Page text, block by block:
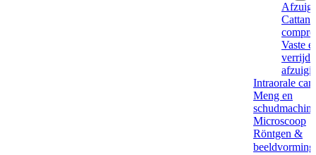
Cattani
Vaste
Intraorale
Meng en
Microscoop
Röntgen &
beeldvorming